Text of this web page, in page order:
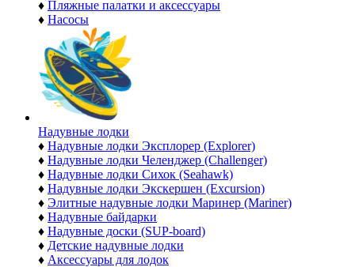
♦ Пляжные палатки и аксессуары
♦ Насосы
Надувные лодки
♦ Надувные лодки Эксплорер (Explorer)
♦ Надувные лодки Челенджер (Challenger)
♦ Надувные лодки Сихок (Seahawk)
♦ Надувные лодки Экскершен (Excursion)
♦ Элитные надувные лодки Маринер (Mariner)
♦ Надувные байдарки
♦ Надувные доски (SUP-board)
♦ Детские надувные лодки
♦ Аксессуары для лодок